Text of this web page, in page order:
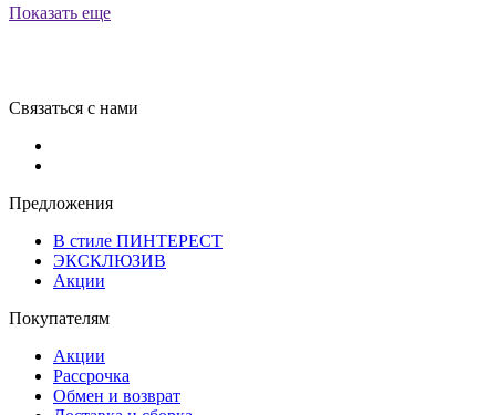
Показать еще
Связаться с нами
Предложения
В стиле ПИНТЕРЕСТ
ЭКСКЛЮЗИВ
Акции
Покупателям
Акции
Рассрочка
Обмен и возврат